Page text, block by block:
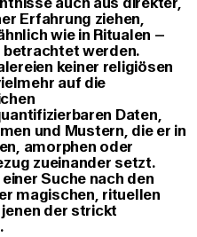
Erfahrung ziehen,
wie in Ritualen –
werden.
keiner religiösen
auf die
Daten,
und Mustern, die er in
amorphen oder
zueinander setzt.
Suche nach den
magischen, rituellen
der strickt